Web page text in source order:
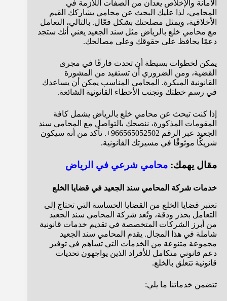
الأمانة والإخلاص يعدان من الصفات اللازمة في
المحامي، لذا عليك البحث عن محامي يشاركك القيم
الأخلاقية، ويمثل مصلحتك بشكل فعّال. بالتالي، التعامل
مع محامي خلع بالرياض مثل سند الجعيد يعني أنك ستجد
دعمًا يحافظ على حقوقك وعلى مصالحك.
يمكن لخطوات بسيطة أن تحدث فارقًا في مجرى
القضية، ومن الضروري أن تستفيد من المشورة
القانونية المبكرة. المحامي المناسب يمكن أن يساعدك
في رسم خطتك وتجنب الأخطاء القانونية الشائعة.
إذا كنت تبحث عن محامي خلع بالرياض يشمل كافة
المقومات المذكورة، ننصحك بالتواصل مع المحامي سند
الجعيد عبر الرقم 966565052502+. تأكد من أنه سيكون
شريكًا موثوقًا في مسيرتك القانونية.
مقال يهمك: محامي شرعي في الرياض
خدمات شركة المحامي سند الجعيد في قضايا الخلع
تعتبر قضايا الخلع من القضايا الحساسة التي تحتاج إلى
التعامل بحذر ودقة، وتُعد شركة المحامي سند الجعيد
من أبرز الشركات المتخصصة في تقديم خدمات قانونية
شاملة في هذا المجال. يقدم المحامي سند الجعيد
مجموعة متنوعة من الخدمات التي تساهم في توفير
دعم قانوني متكامل للأفراد الذين يواجهون تحديات
قانونية تتعلق بالخلع.
تتضمن خدماتنا ما يلي: